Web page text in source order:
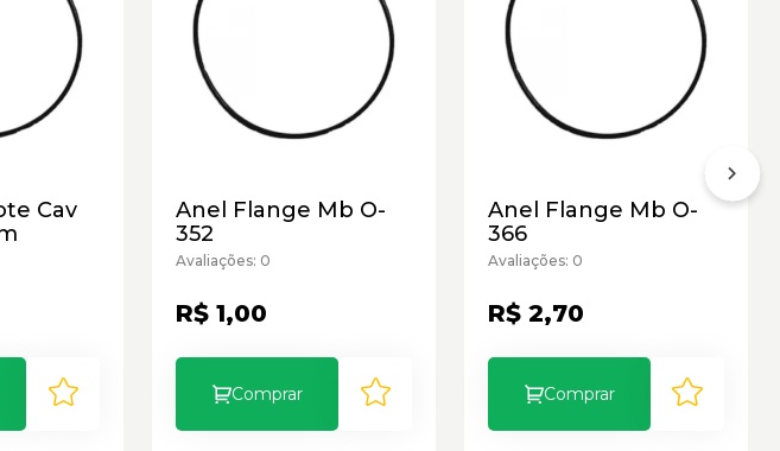
Cav
Anel Flange Mb O-
352
Avaliações: 0
R$ 1,00
Comprar
Anel Flange Mb O-
366
Avaliações: 0
R$ 2,70
Comprar